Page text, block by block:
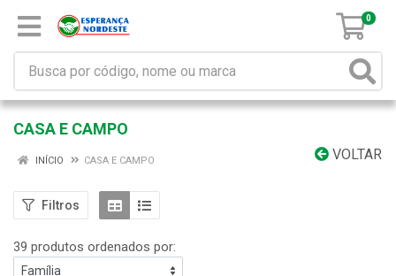
0
CASA E CAMPO
VOLTAR
INÍCIO CASA E CAMPO
Filtros
39 produtos ordenados por: